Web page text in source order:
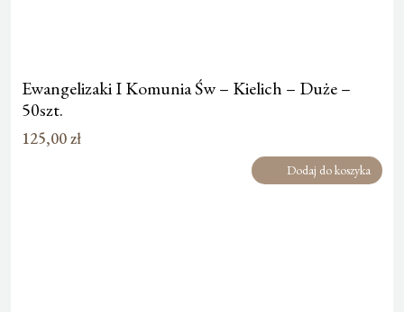
Ewangelizaki I Komunia Św – Kielich – Duże –
50szt.
125,00zł
Dodaj do koszyka